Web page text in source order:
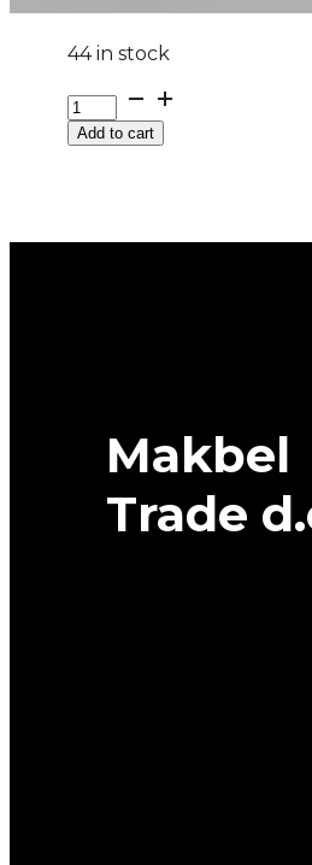
44 in stock
G225/65R17
102T
SL369
Add to cart
Makbel
Trade